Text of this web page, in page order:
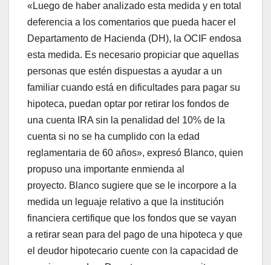
«Luego de haber analizado esta medida y en total
deferencia a los comentarios que pueda hacer el
Departamento de Hacienda (DH), la OCIF endosa
esta medida. Es necesario propiciar que aquellas
personas que estén dispuestas a ayudar a un
familiar cuando está en dificultades para pagar su
hipoteca, puedan optar por retirar los fondos de
una cuenta IRA sin la penalidad del 10% de la
cuenta si no se ha cumplido con la edad
reglamentaria de 60 años», expresó Blanco, quien
propuso una importante enmienda al
proyecto. Blanco sugiere que se le incorpore a la
medida un leguaje relativo a que la institución
financiera certifique que los fondos que se vayan
a retirar sean para del pago de una hipoteca y que
el deudor hipotecario cuente con la capacidad de